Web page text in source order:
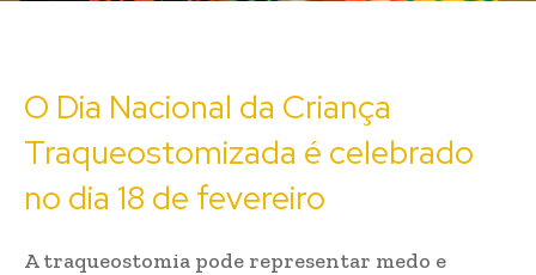
O Dia Nacional da Criança
Traqueostomizada é celebrado
no dia 18 de fevereiro
A traqueostomia pode representar medo e